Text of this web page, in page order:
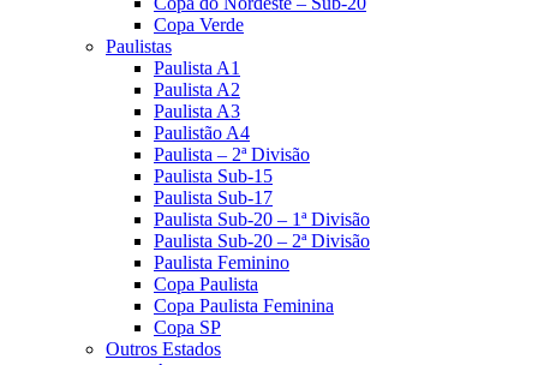
Copa Verde
Paulistas
Paulista A1
Paulista A2
Paulista A3
Paulistão A4
Paulista – 2ª Divisão
Paulista Sub-15
Paulista Sub-17
Paulista Sub-20 – 1ª Divisão
Paulista Sub-20 – 2ª Divisão
Paulista Feminino
Copa Paulista
Copa Paulista Feminina
Copa SP
Outros Estados